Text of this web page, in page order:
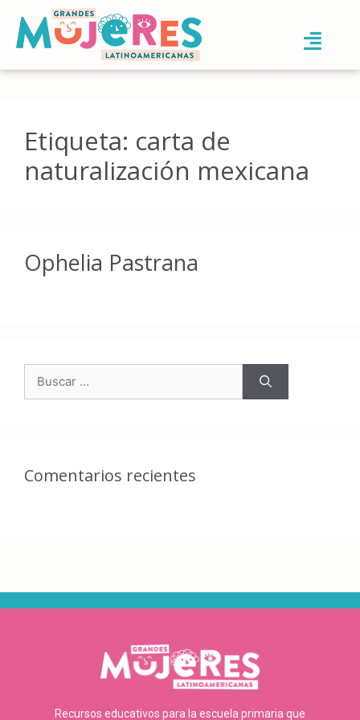
Etiqueta: carta de
naturalización mexicana
Ophelia Pastrana
Comentarios recientes
Recursos educativos para la escuela primaria que